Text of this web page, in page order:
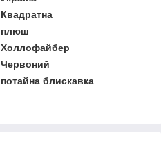
Квадратна
плюш
Холлофайбер
Червоний
потайна блискавка